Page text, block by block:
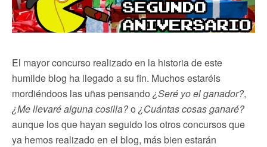
El mayor concurso realizado en la historia de este
humilde blog ha llegado a su fin. Muchos estaréis
mordiéndoos las uñas pensando ¿Seré yo el ganador?,
¿Me llevaré alguna cosilla?o ¿Cuántas cosas ganaré?
aunque los que hayan seguido los otros concursos que
ya hemos realizado en el blog, más bien estarán